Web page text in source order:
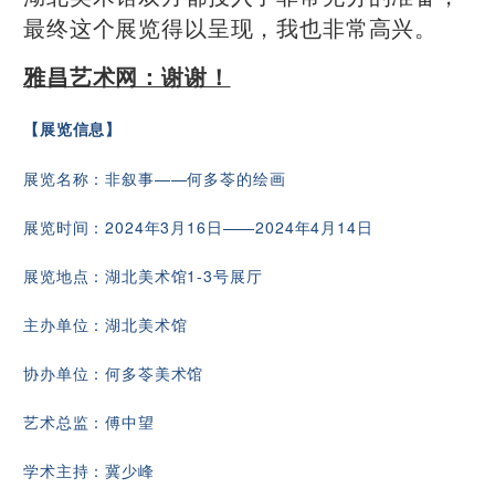
最终这个展览得以呈现，我也非常高兴。
雅昌艺术网：谢谢！
【展览信息】
展览名称：非叙事——何多苓的绘画
展览时间：2024年3月16日——2024年4月14日
展览地点：湖北美术馆1-3号展厅
主办单位：湖北美术馆
协办单位：何多苓美术馆
艺术总监：傅中望
学术主持：冀少峰